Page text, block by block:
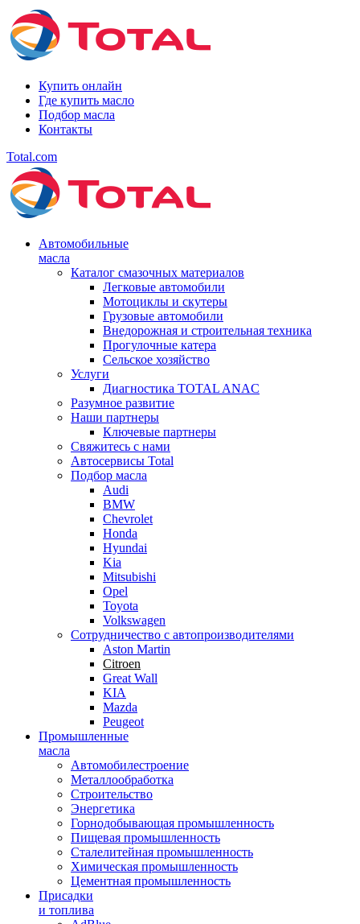
Купить онлайн
Где купить масло
Подбор масла
Контакты
Total.com
Автомобильные
масла
Каталог смазочных материалов
Легковые автомобили
Мотоциклы и скутеры
Грузовые автомобили
Внедорожная и строительная техника
Прогулочные катера
Сельское хозяйство
Услуги
Диагностика TOTAL ANAC
Разумное развитие
Наши партнеры
Ключевые партнеры
Свяжитесь с нами
Автосервисы Total
Подбор масла
Audi
BMW
Chevrolet
Honda
Hyundai
Kia
Mitsubishi
Opel
Toyota
Volkswagen
Сотрудничество с автопроизводителями
Aston Martin
Citroen
Great Wall
KIA
Mazda
Peugeot
Промышленные
масла
Автомобилестроение
Металлообработка
Строительство
Энергетика
Горнодобывающая промышленность
Пищевая промышленность
Сталелитейная промышленность
Химическая промышленность
Цементная промышленность
Присадки
и топлива